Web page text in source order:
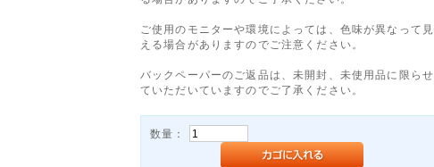
ご使用のモニターや環境によっては、色味が異なって見
える場合がありますのでご注意ください。
バックペーパーのご返品は、未開封、未使用品に限らせ
ていただいていますのでご了承ください。
数量：